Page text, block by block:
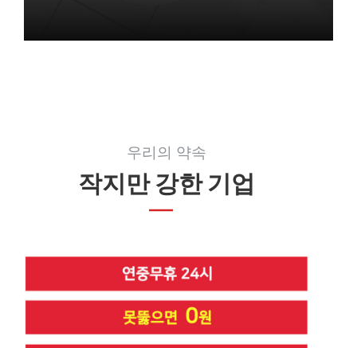
우리의 약속
작지만 강한 기업